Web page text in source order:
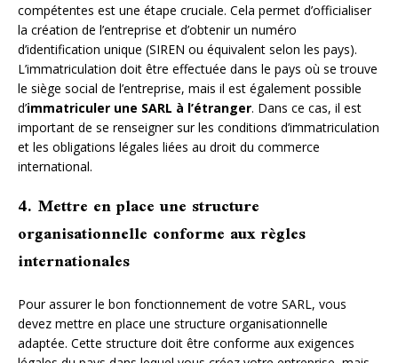
compétentes est une étape cruciale. Cela permet d’officialiser
la création de l’entreprise et d’obtenir un numéro
d’identification unique (SIREN ou équivalent selon les pays).
L’immatriculation doit être effectuée dans le pays où se trouve
le siège social de l’entreprise, mais il est également possible
d’immatriculer une SARL à l’étranger. Dans ce cas, il est
important de se renseigner sur les conditions d’immatriculation
et les obligations légales liées au droit du commerce
international.
4. Mettre en place une structure
organisationnelle conforme aux règles
internationales
Pour assurer le bon fonctionnement de votre SARL, vous
devez mettre en place une structure organisationnelle
adaptée. Cette structure doit être conforme aux exigences